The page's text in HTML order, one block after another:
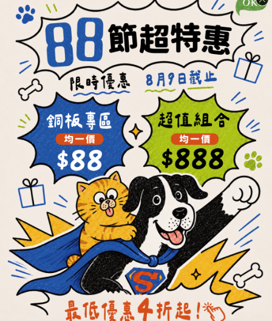
加入購物車 加入購物車
會員獨享
【OKi肉骨棒】毛孩專
屬海陸餐5根、13根
NT$2,020 ~ NT$4,970
NT$5,525
【OKi肉骨棒】毛孩專
屬海陸餐
NT$425